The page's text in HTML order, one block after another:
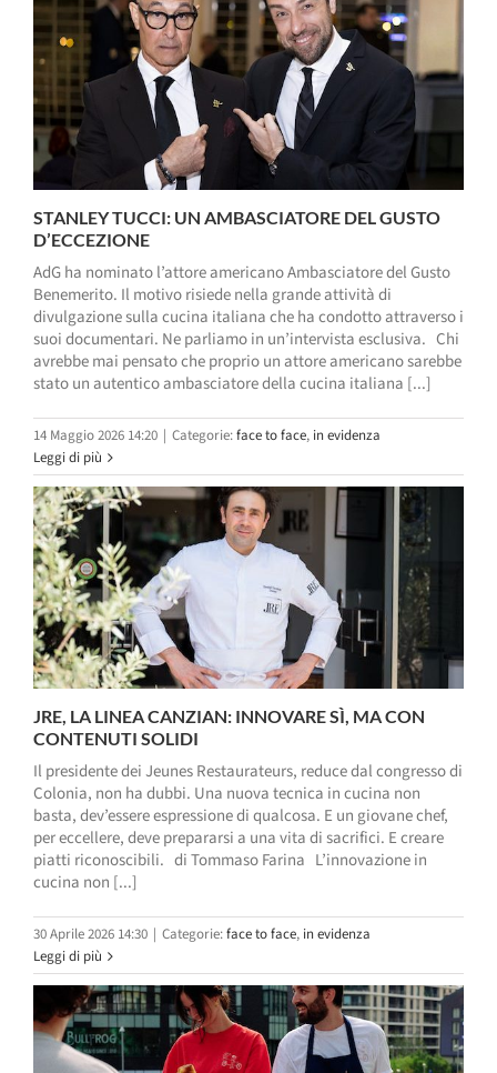
STANLEY TUCCI: UN AMBASCIATORE DEL GUSTO
D’ECCEZIONE
AdG ha nominato l’attore americano Ambasciatore del Gusto
Benemerito. Il motivo risiede nella grande attività di
divulgazione sulla cucina italiana che ha condotto attraverso i
suoi documentari. Ne parliamo in un’intervista esclusiva. Chi
avrebbe mai pensato che proprio un attore americano sarebbe
stato un autentico ambasciatore della cucina italiana [...]
14 Maggio 2026 14:20 | Categorie:face to face, in evidenza
Leggi di più
JRE, LA LINEA CANZIAN: INNOVARE SÌ, MA CON
CONTENUTI SOLIDI
Il presidente dei Jeunes Restaurateurs, reduce dal congresso di
Colonia, non ha dubbi. Una nuova tecnica in cucina non
basta, dev’essere espressione di qualcosa. E un giovane chef,
per eccellere, deve prepararsi a una vita di sacrifici. E creare
piatti riconoscibili. di Tommaso Farina L’innovazione in
cucina non [...]
30 Aprile 2026 14:30 | Categorie:face to face, in evidenza
Leggi di più